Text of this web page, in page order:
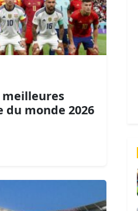
meilleures
du monde 2026